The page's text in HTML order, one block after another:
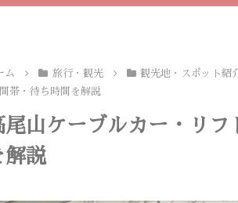
ム 旅行・観光
観光地・スポット紹
帯・待ち時間を解説
尾山ケーブルカー・リ
解説